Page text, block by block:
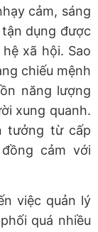
cảm, sáng
dụng được
xã hội. Sao
chiếu mệnh
năng lượng
xung quanh.
tưởng từ cấp
cảm với
việc quản lý
quá nhiều